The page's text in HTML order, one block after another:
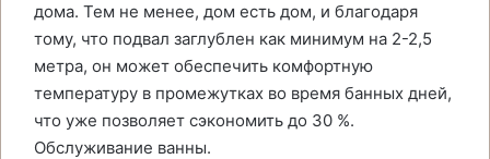
дома. Тем не менее, дом есть дом, и благодаря
тому, что подвал заглублен как минимум на 2-2,5
метра, он может обеспечить комфортную
температуру в промежутках во время банных дней,
что уже позволяет сэкономить до 30 %.
Обслуживание ванны.